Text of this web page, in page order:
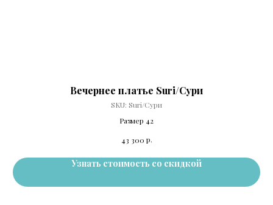
Вечернее платье Suri/Сури
SKU: Suri/Сури
Размер 42
43 300 р.
Узнать стоимость со скидкой